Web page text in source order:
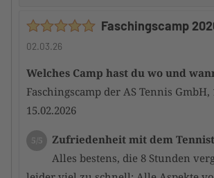
Faschingscamp
02.03.26
Welches Camp hast du wo und
Faschingscamp der AS Tennis GmbH,
15.02.2026
5/5
Zufriedenheit mit dem
Alles bestens, die 8 Stunden